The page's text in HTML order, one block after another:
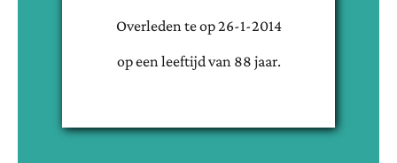
Overleden teop26-1-2014
op een leeftijd van 88 jaar.